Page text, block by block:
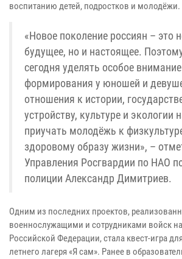
воспитанию детей, подростков и молодёжи.
«Новое поколение россиян – это
будущее, но и настоящее.
сегодня уделять особое
формирования у юношей и
отношения к истории,
устройству, культуре и экологии
приучать молодёжь к
здоровому образу жизни», –
Управления Росгвардии по НАО
полиции Александр Димитриев.
Одним из последних проектов,
военнослужащими и сотрудниками войск
Российской Федерации, стала квест-игра
летнего лагеря «Я сам». Ранее в